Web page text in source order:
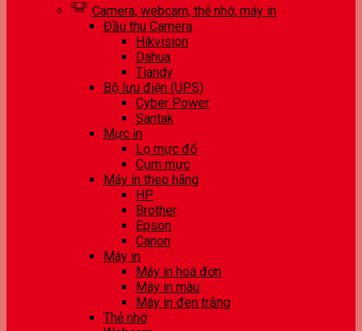
Camera, webcam, thẻ nhớ, máy in
Đầu thu Camera
Hikvision
Dahua
Tiandy
Bộ lưu điện (UPS)
Cyber Power
Santak
Mực in
Lọ mực đổ
Cụm mực
Máy in theo hãng
HP
Brother
Epson
Canon
Máy in
Máy in hoá đơn
Máy in màu
Máy in đen trắng
Thẻ nhớ